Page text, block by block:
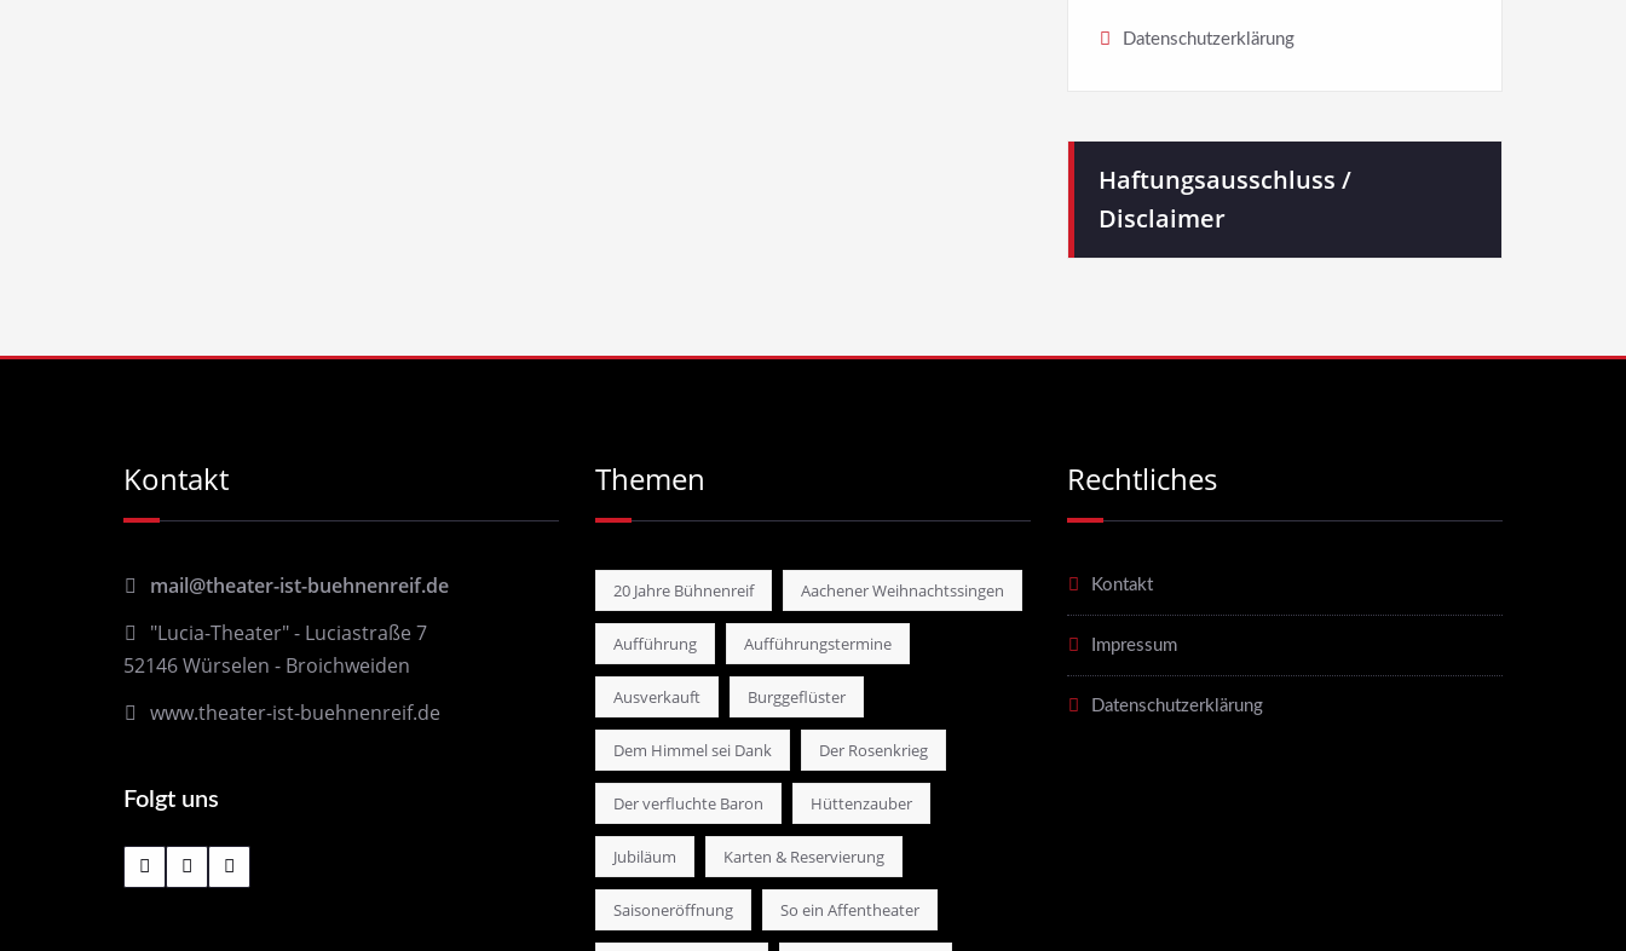
Datenschutzerklärung
Haftungsausschluss /
Disclaimer
Kontakt
mail@theater-ist-buehnenreif.de
"Lucia-Theater" - Luciastraße 7
52146 Würselen - Broichweiden
www.theater-ist-buehnenreif.de
Folgt uns
Themen
20 Jahre Bühnenreif Aachener Weihnachtssingen
Aufführung Aufführungstermine
Ausverkauft Burggeflüster
Dem Himmel sei Dank Der Rosenkrieg
Der verfluchte Baron Hüttenzauber
Jubiläum Karten & Reservierung
Saisoneröffnung So ein Affentheater
Rechtliches
Kontakt
Impressum
Datenschutzerklärung